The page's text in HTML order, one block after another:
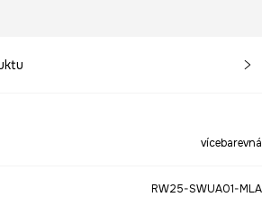
vícebarevná
RW25-SWUA01-MLA